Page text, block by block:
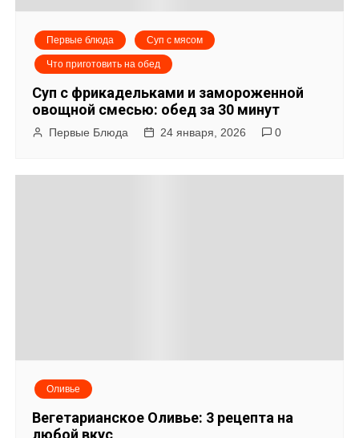
Первые блюда Суп с мясом
Что приготовить на обед
Суп с фрикадельками и замороженной
овощной смесью: обед за 30 минут
Первые Блюда 24 января, 2026 0
Оливье
Вегетарианское Оливье: 3 рецепта на
любой вкус